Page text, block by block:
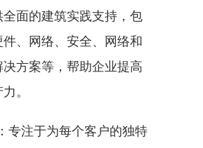
全面的建筑实践支持，包
、网络、安全、网络和
方案等，帮助企业提高
。
：专注于为每个客户的独特